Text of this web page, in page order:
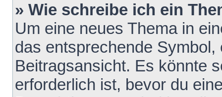
» Wie schreibe ich ein
Um eine neues Thema in
das entsprechende
Beitragsansicht. Es könnte
erforderlich ist, bevor du